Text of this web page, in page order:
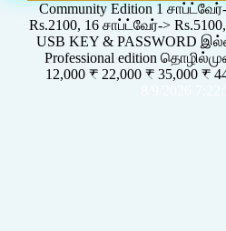
Community Edition 1
Rs.2100, 16 சாப்ட்வேர்->
USB KEY & PASSWORD
Professional edition
12,000 ₹ 22,000 ₹ 35,000 ₹